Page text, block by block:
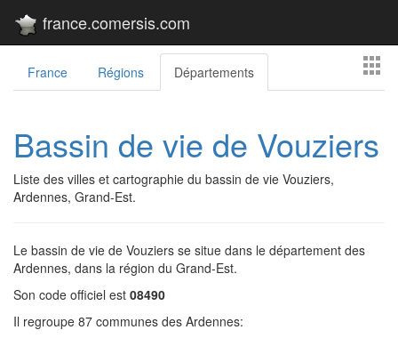
france.comersis.com
France Régions Départements
Bassin de vie de Vouziers
Liste des villes et cartographie du bassin de vie Vouziers,
Ardennes, Grand-Est.
Le bassin de vie de Vouziers se situe dans le département des
Ardennes, dans la région du Grand-Est.
Son code officiel est 08490
Il regroupe 87 communes des Ardennes: